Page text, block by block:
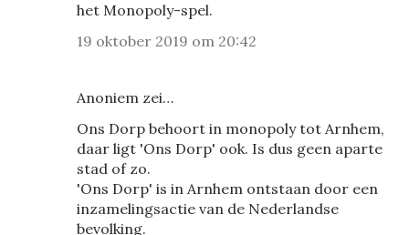
het Monopoly-spel.
19 oktober 2019 om 20:42
Anoniem zei…
Ons Dorp behoort in monopoly tot Arnhem,
daar ligt 'Ons Dorp' ook. Is dus geen aparte
stad of zo.
'Ons Dorp' is in Arnhem ontstaan door een
inzamelingsactie van de Nederlandse
bevolking.